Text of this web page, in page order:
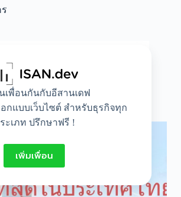
เพื่อนกันกับอีสานเดฟ
กแบบเว็บไซต์ สำหรับธุรกิจทุก
ะเภท ปรึกษาฟรี !
เพิ่มเพื่อน
เทศไทย อัพเดทความรู้ใหม่